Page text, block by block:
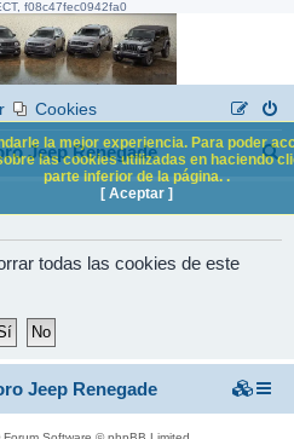
f08c47fec0942fa0
Cookies
Jeep Renegade
B
s
todas las cookies de este
la mejor experiencia. Para poder
las cookies utilizadas en haciendo
parte inferior de la página. .
[ Aceptar ]
Jeep Renegade